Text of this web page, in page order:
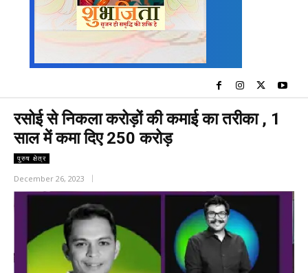
रसोई से निकला करोड़ों की कमाई का तरीका , 1
साल में कमा दिए 250 करोड़
पुरुष क्षेत्र
December 26, 2023